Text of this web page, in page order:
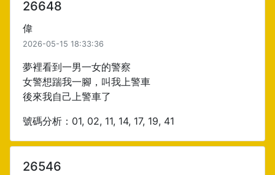
26648
偉
2026-05-15 18:33:36
夢裡看到一男一女的警察
女警想踹我一腳，叫我上警車
後來我自己上警車了
號碼分析：01, 02, 11, 14, 17, 19, 41
26546